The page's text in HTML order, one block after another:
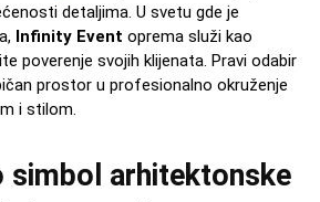
detaljima. U svetu gde je
Infinity Event oprema služi kao
poverenje svojih klijenata. Pravi odabir
prostor u profesionalno okruženje
i stilom.
simbol arhitektonske